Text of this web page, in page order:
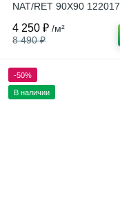
NAT/RET 90X90 122017
4 250 ₽ /м²
8 490 ₽
-50%
В наличии